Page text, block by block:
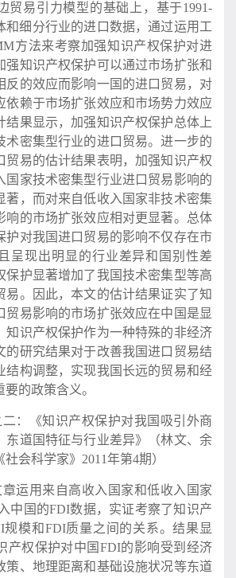
贸易引力模型的基础上，基于1991-
和细分行业的进口数据，通过运用工
方法来考察加强知识产权保护对进
强知识产权保护可以通过市场扩张和
反的效应而影响一国的进口贸易，对
依赖于市场扩张效应和市场势力效应
结果显示，加强知识产权保护总体上
术密集型行业的进口贸易。进一步的
贸易的估计结果表明，加强知识产权
国家技术密集型行业进口贸易影响的
著，而对来自低收入国家非技术密集
响的市场扩张效应相对更显著。总体
护对我国进口贸易的影响不仅存在市
呈现出明显的行业差异和国别性差
保护显著增加了我国技术密集型等高
易。因此，本文的估计结果证实了知
贸易影响的市场扩张效应在中国是显
知识产权保护作为一种特殊的非经济
的研究结果对于改善我国进口贸易结
结构调整，实现我国长远的贸易和经
的政策含义。
二：《知识产权保护对我国吸引外商
东道国特征与行业差异》（林文、余
会科学家》2011年第4期）
运用来自高收入国家和低收入国家
中国的FDI数据，实证考察了知识产
模和FDI质量之间的关系。结果显
产权保护对中国FDI的影响受到经济
策、地理距离和基础设施状况等东道